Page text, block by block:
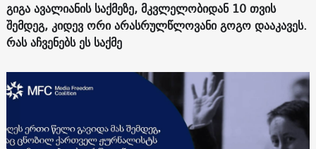
გიგა ავალიანის საქმეზე, მკვლელობიდან 10 თვის
შემდეგ, კიდევ ორი არასრულწლოვანი გოგო დააკავეს.
რას აჩვენებს ეს საქმე